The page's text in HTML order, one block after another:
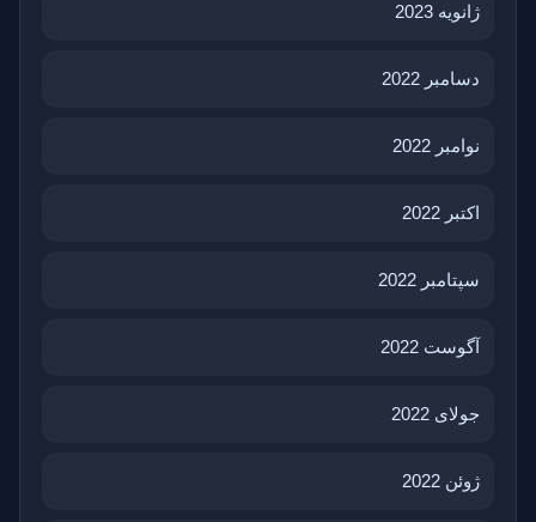
ژانویه 2023
دسامبر 2022
نوامبر 2022
اکتبر 2022
سپتامبر 2022
آگوست 2022
جولای 2022
ژوئن 2022